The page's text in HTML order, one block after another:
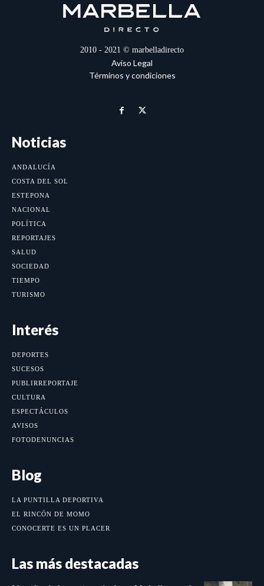
2010 - 2021 © marbelladirecto
Aviso Legal
Términos y condiciones
Noticias
ANDALUCÍA
COSTA DEL SOL
ESTEPONA
NACIONAL
POLÍTICA
REPORTAJES
SALUD
SOCIEDAD
TIEMPO
TURISMO
Interés
DEPORTES
SUCESOS
PUBLIRREPORTAJE
CULTURA
ESPECTÁCULOS
AVISOS
FOTODENUNCIAS
Blog
LA PUNTILLA DEPORTIVA
EL RINCÓN DE MOMO
CONOCERTE ES UN PLACER
Las más destacadas